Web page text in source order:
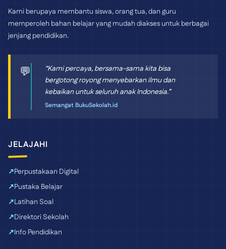
Kami berupaya membantu siswa, orang tua, dan guru
memperoleh bahan belajar yang mudah diakses untuk berbagai
jenjang pendidikan.
💬
“Kami percaya, bersama-sama kita bisa
bergotong royong menyebarkan ilmu dan
kebaikan untuk seluruh anak Indonesia.”
Semangat BukuSekolah.id
JELAJAHI
Perpustakaan Digital
Pustaka Belajar
Latihan Soal
Direktori Sekolah
Info Pendidikan